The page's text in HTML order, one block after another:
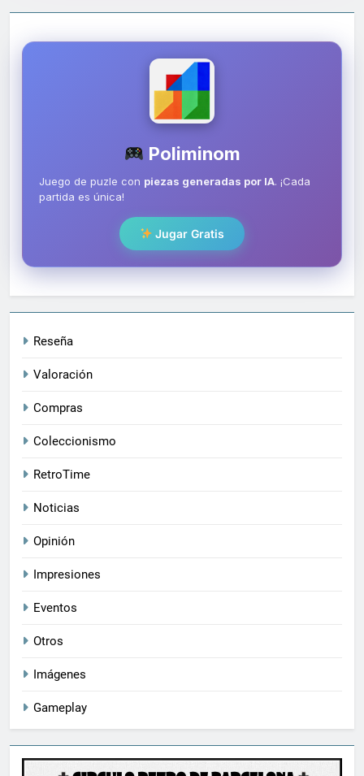
Poliminom
Juego de puzle con piezas generadas por IA. ¡Cada
partida es única!
Jugar Gratis
Reseña
Valoración
Compras
Coleccionismo
RetroTime
Noticias
Opinión
Impresiones
Eventos
Otros
Imágenes
Gameplay